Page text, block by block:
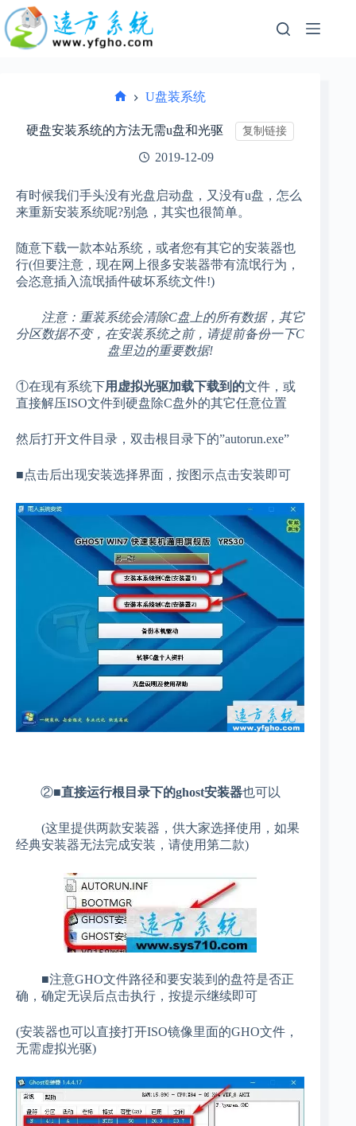
过
内
页
U盘装系统
硬盘安装系统的方法无需u盘和光驱 复制链接
2019-12-09
有时候我们手头没有光盘启动盘，又没有u盘，怎么
来重新安装系统呢?别急，其实也很简单。
随意下载一款本站系统，或者您有其它的安装器也
行(但要注意，现在网上很多安装器带有流氓行为，
会恣意插入流氓插件破坏系统文件!)
注意：重装系统会清除C盘上的所有数据，其它
分区数据不变，在安装系统之前，请提前备份一下C
盘里边的重要数据!
①在现有系统下用虚拟光驱加载下载到的文件，或
直接解压ISO文件到硬盘除C盘外的其它任意位置
然后打开文件目录，双击根目录下的”autorun.exe”
■点击后出现安装选择界面，按图示点击安装即可
②■直接运行根目录下的ghost安装器也可以
(这里提供两款安装器，供大家选择使用，如果
经典安装器无法完成安装，请使用第二款)
■注意GHO文件路径和要安装到的盘符是否正
确，确定无误后点击执行，按提示继续即可
(安装器也可以直接打开ISO镜像里面的GHO文件，
无需虚拟光驱)